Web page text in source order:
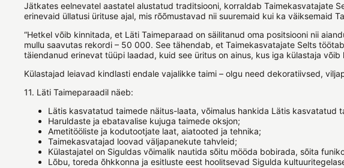
Jätkates eelnevatel aastatel alustatud traditsiooni, korraldab Taimekasvatajate
erinevaid üllatusi ürituse ajal, mis rõõmustavad nii suuremaid kui ka väiksemaid
“Hetkel võib kinnitada, et Läti Taimeparaad on säilitanud oma positsiooni nii
mullu saavutas rekordi – 50 000. See tähendab, et Taimekasvatajate Selts
täiendanud erinevat tüüpi laadad, kuid see üritus on ainus, kus iga külastaja
Külastajad leiavad kindlasti endale vajalikke taimi – olgu need dekoratiivsed,
11. Läti Taimeparaadil näeb:
Lätis kasvatatud taimede näitus-laata, võimalus hankida Lätis kasvatatud
Haruldaste ja ebatavalise kujuga taimede oksjon;
Ametitööliste ja kodutootjate laat, aiatooted ja tehnika;
Taimekasvatajad loovad väljapanekute tahvleid;
Külastajatel on Siguldas võimalik nautida sõitu mööda bobirada, sõita
Lõbu, toreda õhkkonna ja esitluste eest hoolitsevad Sigulda